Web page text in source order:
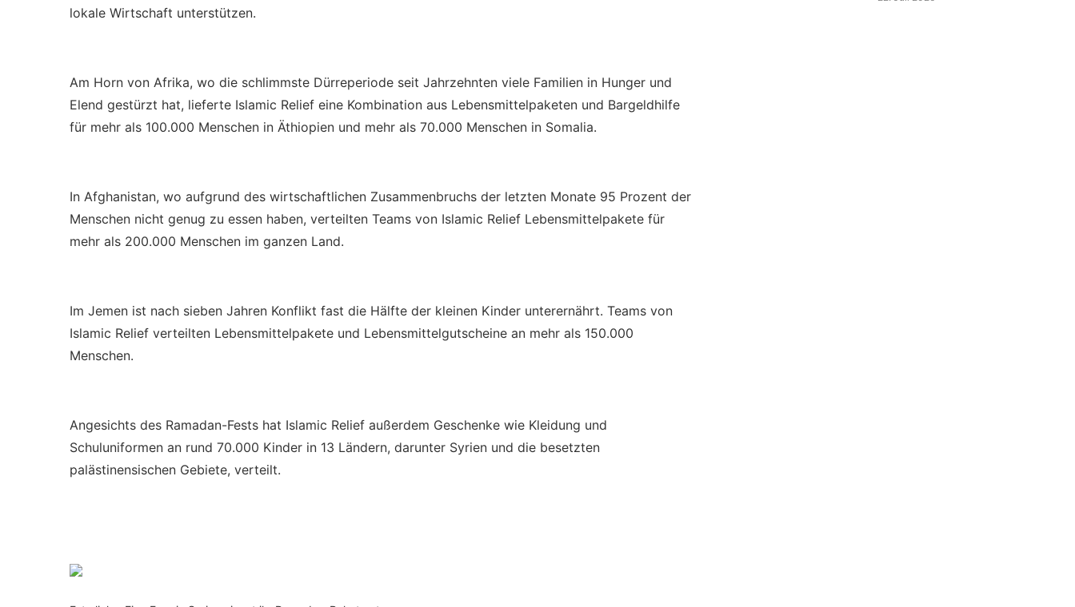
lokale Wirtschaft unterstützen.
Am Horn von Afrika, wo die schlimmste Dürreperiode seit Jahrzehnten viele Familien in Hunger und
Elend gestürzt hat, lieferte Islamic Relief eine Kombination aus Lebensmittelpaketen und Bargeldhilfe
für mehr als 100.000 Menschen in Äthiopien und mehr als 70.000 Menschen in Somalia.
In Afghanistan, wo aufgrund des wirtschaftlichen Zusammenbruchs der letzten Monate 95 Prozent der
Menschen nicht genug zu essen haben, verteilten Teams von Islamic Relief Lebensmittelpakete für
mehr als 200.000 Menschen im ganzen Land.
Im Jemen ist nach sieben Jahren Konflikt fast die Hälfte der kleinen Kinder unterernährt. Teams von
Islamic Relief verteilten Lebensmittelpakete und Lebensmittelgutscheine an mehr als 150.000
Menschen.
Angesichts des Ramadan-Fests hat Islamic Relief außerdem Geschenke wie Kleidung und
Schuluniformen an rund 70.000 Kinder in 13 Ländern, darunter Syrien und die besetzten
palästinensischen Gebiete, verteilt.